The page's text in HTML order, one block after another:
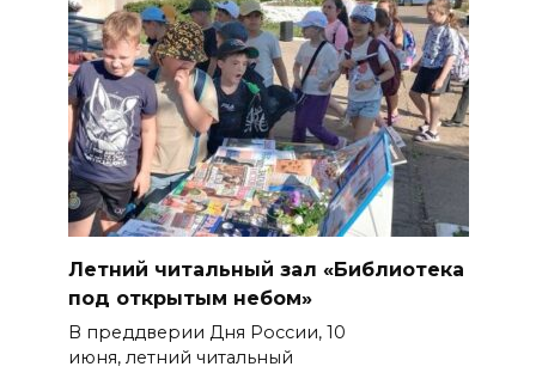
Летний читальный зал «Библиотека
под открытым небом»
В преддверии Дня России, 10
июня, летний читальный